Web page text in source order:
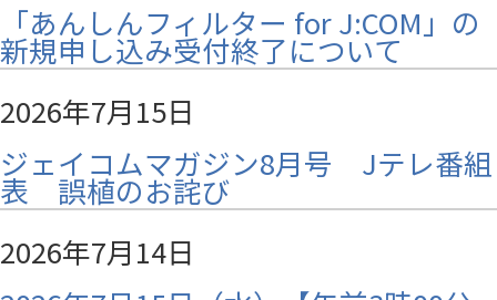
「あんしんフィルター for J:COM」の
新規申し込み受付終了について
2026年7月15日
ジェイコムマガジン8月号 Jテレ番組
表 誤植のお詫び
2026年7月14日